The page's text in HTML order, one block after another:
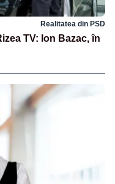
Realitatea din PSD
TV: Ion Bazac, în